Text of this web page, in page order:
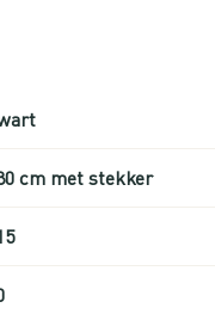
cm met stekker